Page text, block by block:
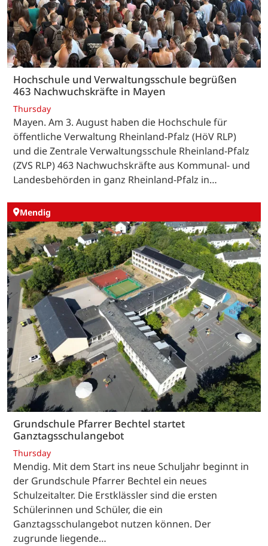
Hochschule und Verwaltungsschule begrüßen
463 Nachwuchskräfte in Mayen
Thursday
Mayen. Am 3. August haben die Hochschule für
öffentliche Verwaltung Rheinland-Pfalz (HöV RLP)
und die Zentrale Verwaltungsschule Rheinland-Pfalz
(ZVS RLP) 463 Nachwuchskräfte aus Kommunal- und
Landesbehörden in ganz Rheinland-Pfalz in…
Mendig
Grundschule Pfarrer Bechtel startet
Ganztagsschulangebot
Thursday
Mendig. Mit dem Start ins neue Schuljahr beginnt in
der Grundschule Pfarrer Bechtel ein neues
Schulzeitalter. Die Erstklässler sind die ersten
Schülerinnen und Schüler, die ein
Ganztagsschulangebot nutzen können. Der
zugrunde liegende…